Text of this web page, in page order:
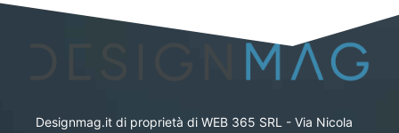
Designmag.it di proprietà di WEB 365 SRL - Via Nicola